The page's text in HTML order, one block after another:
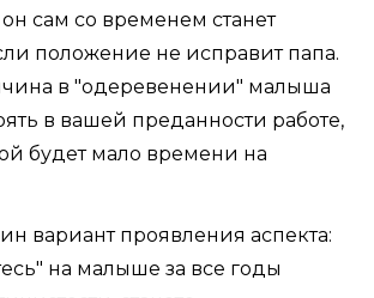
сам со временем станет
положение не исправит папа.
в "одеревенении" малыша
в вашей преданности работе,
будет мало времени на
вариант проявления аспекта:
на малыше за все годы